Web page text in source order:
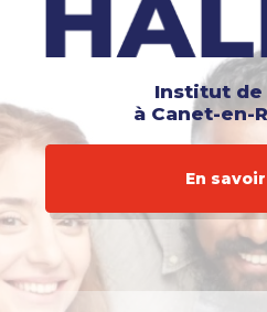
Institut de
à Canet-en-
En